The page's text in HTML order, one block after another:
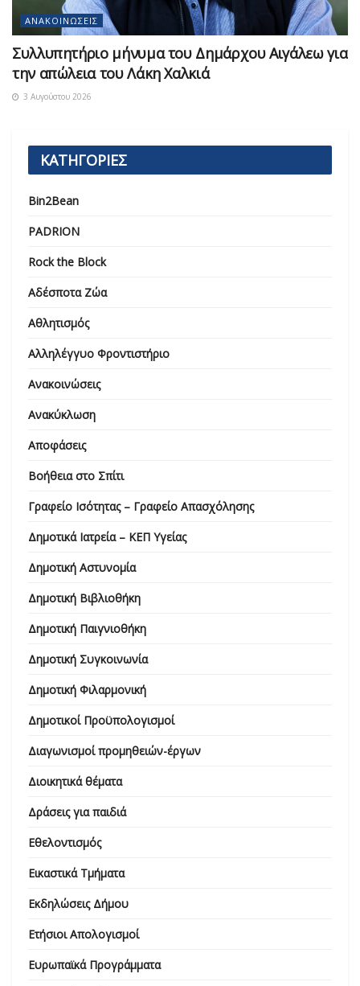
ΑΝΑΚΟΙΝΏΣΕΙΣ
Συλλυπητήριο μήνυμα του Δημάρχου Αιγάλεω για
την απώλεια του Λάκη Χαλκιά
3 Αυγούστου 2026
ΚΑΤΗΓΟΡΙΕΣ
Bin2Bean
PADRION
Rock the Block
Αδέσποτα Ζώα
Αθλητισμός
Αλληλέγγυο Φροντιστήριο
Ανακοινώσεις
Ανακύκλωση
Αποφάσεις
Βοήθεια στο Σπίτι
Γραφείο Ισότητας – Γραφείο Απασχόλησης
Δημοτικά Ιατρεία – ΚΕΠ Υγείας
Δημοτική Αστυνομία
Δημοτική Βιβλιοθήκη
Δημοτική Παιγνιοθήκη
Δημοτική Συγκοινωνία
Δημοτική Φιλαρμονική
Δημοτικοί Προϋπολογισμοί
Διαγωνισμοί προμηθειών-έργων
Διοικητικά θέματα
Δράσεις για παιδιά
Εθελοντισμός
Εικαστικά Τμήματα
Εκδηλώσεις Δήμου
Ετήσιοι Απολογισμοί
Ευρωπαϊκά Προγράμματα